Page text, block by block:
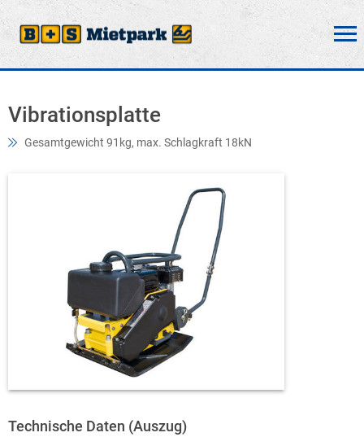
Vibrationsplatte
Gesamtgewicht 91kg, max. Schlagkraft 18kN
Technische Daten (Auszug)